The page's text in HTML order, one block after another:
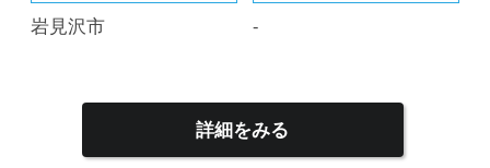
岩見沢市 -
詳細をみる